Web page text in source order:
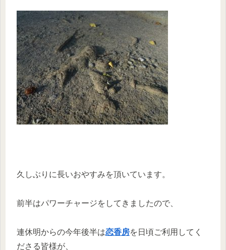
久しぶりに長いおやすみを頂いています。
前半はパワーチャージをしてきましたので、
連休明からの今年後半は恋香房を日頃ご利用してく
ださる皆様が、